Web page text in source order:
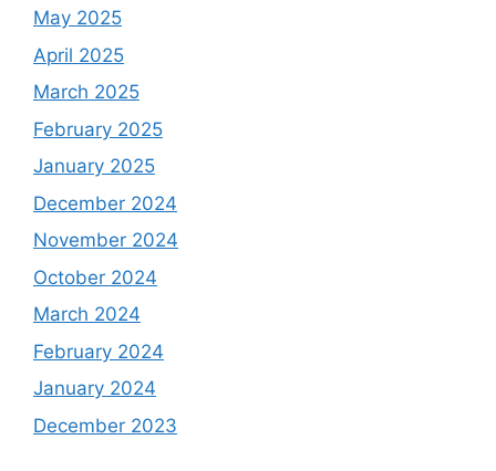
May 2025
April 2025
March 2025
February 2025
January 2025
December 2024
November 2024
October 2024
March 2024
February 2024
January 2024
December 2023